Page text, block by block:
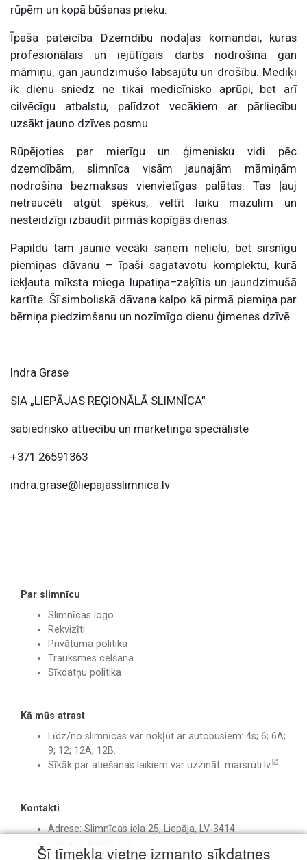
rūpēm un kopā būšanas prieku.
Īpaša pateicība Dzemdību nodaļas komandai, kuras
profesionālais un iejūtīgais darbs nodrošina gan
māmiņu, gan jaundzimušo labsajūtu un drošību. Mediķi
ik dienu sniedz ne tikai medicīnisko aprūpi, bet arī
cilvēcīgu atbalstu, palīdzot vecākiem ar pārliecību
uzsākt jauno dzīves posmu.
Rūpējoties par mierīgu un ģimenisku vidi pēc
dzemdībām, slimnīca visām jaunajām māmiņām
nodrošina bezmaksas vienvietīgas palātas. Tas ļauj
netraucēti atgūt spēkus, veltīt laiku mazulim un
nesteidzīgi izbaudīt pirmās kopīgās dienas.
Papildu tam jaunie vecāki saņem nelielu, bet sirsnīgu
piemiņas dāvanu – īpaši sagatavotu komplektu, kurā
iekļauta mīksta miega lupatiņa–zaķītis un jaundzimušā
kartīte. Šī simboliskā dāvana kalpo kā pirmā piemiņa par
bērniņa piedzimšanu un nozīmīgo dienu ģimenes dzīvē.
Indra Grase
SIA „LIEPĀJAS REĢIONĀLĀ SLIMNĪCA”
sabiedrisko attiecību un marketinga speciāliste
+371 26591363
indra.grase@liepajasslimnica.lv
Par slimnīcu
Slimnīcas logo
Rekvizīti
Privātuma politika
Trauksmes celšana
Sīkdatņu politika
Kā mūs atrast
Līdz/no slimnīcas var nokļūt ar autobusiem: 4s; 6; 6A;
9; 12; 12A; 12B.
Sīkāk par atiešanas laikiem var uzzināt: marsruti.lv .
Kontakti
Adrese: Slimnīcas iela 25, Liepāja, LV-3414
E-pasts:birojs@liepajasslimnica.lv
Šī tīmekļa vietne izmanto sīkdatnes